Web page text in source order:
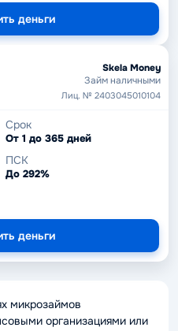
деньги
Skela Money
Займ наличными
Лиц. № 2403045010104
Срок
От 1 до 365 дней
ПСК
До 292%
деньги
микрозаймов
организациями или